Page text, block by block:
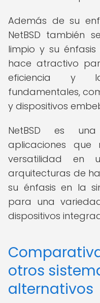
Además de su
NetBSD también
limpio y su
hace atractivo
eficiencia y
fundamentales,
y dispositivos
NetBSD es
aplicaciones que
versatilidad en
arquitecturas de
su énfasis en la
para una
dispositivos
otros
alternativos